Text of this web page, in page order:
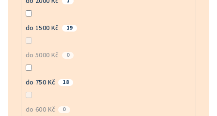
do 1500 Kč 19
do 5000 Kč 0
do 750 Kč 18
do 600 Kč 0